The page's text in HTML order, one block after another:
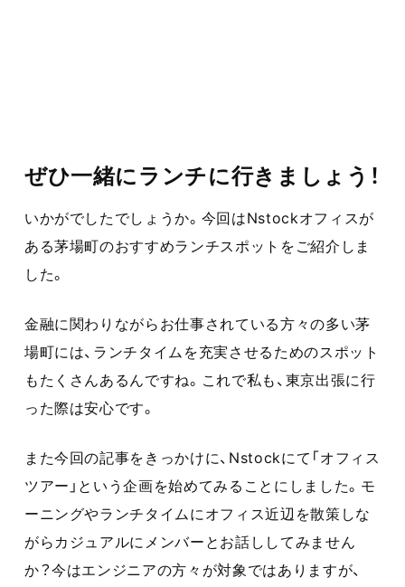
ぜひ一緒にランチに行きましょう！
いかがでしたでしょうか。今回はNstockオフィスが
ある茅場町のおすすめランチスポットをご紹介しま
した。
金融に関わりながらお仕事されている方々の多い茅
場町には、ランチタイムを充実させるためのスポット
もたくさんあるんですね。これで私も、東京出張に行
った際は安心です。
また今回の記事をきっかけに、Nstockにて「オフィス
ツアー」という企画を始めてみることにしました。モ
ーニングやランチタイムにオフィス近辺を散策しな
がらカジュアルにメンバーとお話ししてみません
か？今はエンジニアの方々が対象ではありますが、